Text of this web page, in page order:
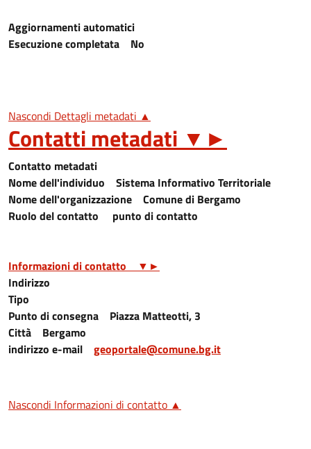
Aggiornamenti automatici
Esecuzione completata No
Nascondi Dettagli metadati ▲
Contatti metadati ▼ ►
Contatto metadati
Nome dell'individuo Sistema Informativo Territoriale
Nome dell'organizzazione Comune di Bergamo
Ruolo del contatto punto di contatto
Informazioni di contatto ▼ ►
Indirizzo
Tipo
Punto di consegna Piazza Matteotti, 3
Città Bergamo
indirizzo e-mail
geoportale@comune.bg.it
Nascondi Informazioni di contatto ▲